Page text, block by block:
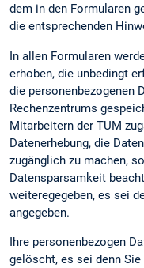
dem in den Formularen
die entsprechenden
In allen Formularen
erhoben, die unbedingt
die personenbezogenen
Rechenzentrums
Mitarbeitern der TUM
Datenerhebung, die
zugänglich zu machen,
Datensparsamkeit
weiteregegeben, es sei
angegeben.
Ihre personenbezogen
gelöscht, es sei denn